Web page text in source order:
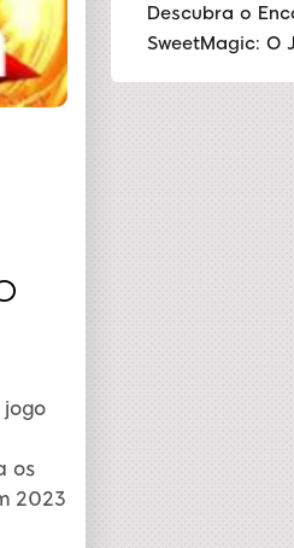
jogo
os
2023
Descubra o
SweetMagic: O